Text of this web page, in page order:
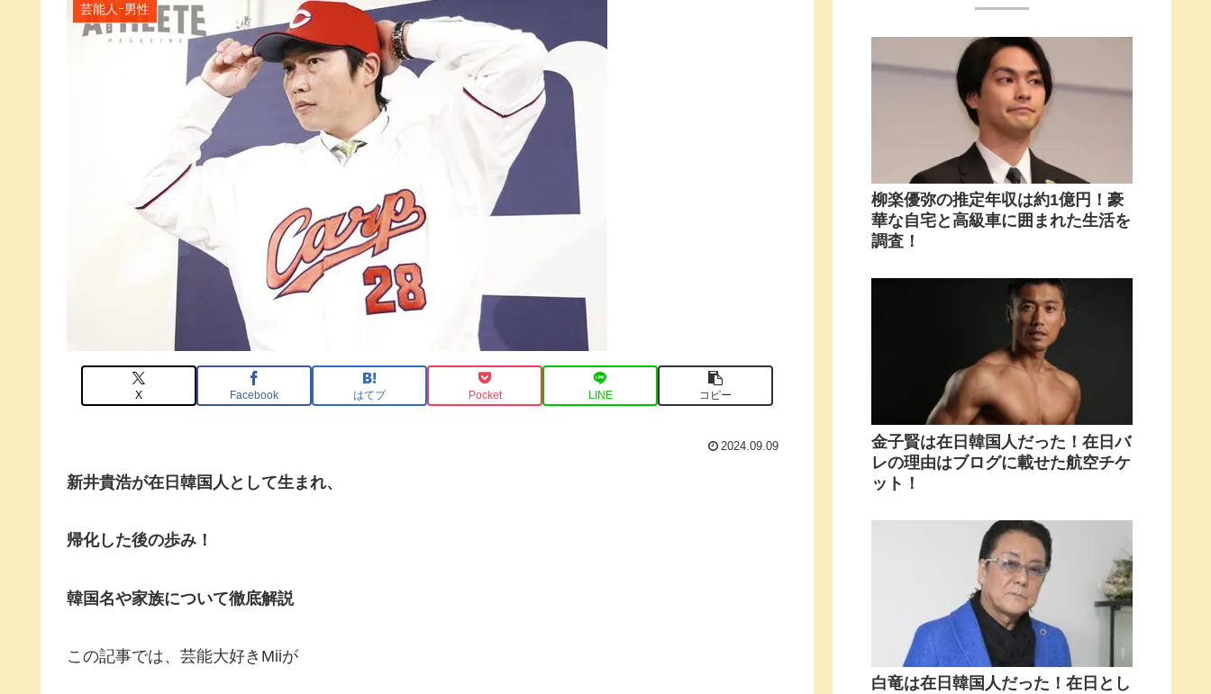
芸能人ｰ男性
X Facebook はてブ Pocket LINE コピー
2024.09.09
新井貴浩が在日韓国人として生まれ、
帰化した後の歩み！
韓国名や家族について徹底解説
この記事では、芸能大好きMiiが
柳楽優弥の推定年収は約1億円！豪
華な自宅と高級車に囲まれた生活を
調査！
金子賢は在日韓国人だった！在日バ
レの理由はブログに載せた航空チケ
ット！
白竜は在日韓国人だった！在日とし